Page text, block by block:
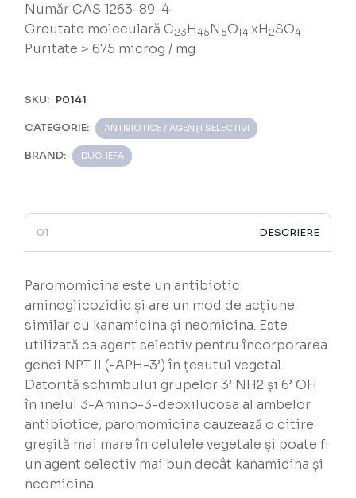
Număr CAS 1263-89-4
Greutate moleculară C23H45N 5O14.xH 2SO4
Puritate > 675 microg / mg
SKU: P0141
CATEGORIE: ANTIBIOTICE / AGENȚI SELECTIVI
BRAND: DUCHEFA
DESCRIERE
Paromomicina este un antibiotic
aminoglicozidic și are un mod de acțiune
similar cu kanamicina și neomicina. Este
utilizată ca agent selectiv pentru încorporarea
genei NPT II (-APH-3’) în țesutul vegetal.
Datorită schimbului grupelor 3’ NH2 și 6’ OH
în inelul 3-Amino-3-deoxilucosa al ambelor
antibiotice, paromomicina cauzează o citire
greșită mai mare în celulele vegetale și poate fi
un agent selectiv mai bun decât kanamicina și
neomicina.